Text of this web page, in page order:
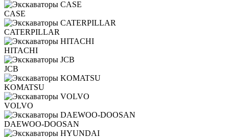
CASE
CATERPILLAR
HITACHI
JCB
KOMATSU
VOLVO
DAEWOO-DOOSAN